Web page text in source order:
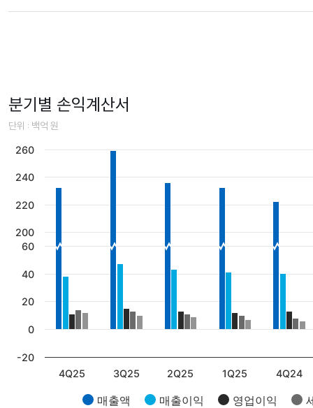
분기별 손익계산서
단위 : 백억 원
매출액 매출이익 영업이익
4Q25 3Q25 2Q25 1Q25 4Q24
-20
0
20
40
60
200
220
240
260